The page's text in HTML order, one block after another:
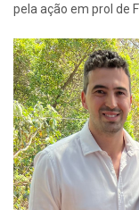
pela ação em prol de